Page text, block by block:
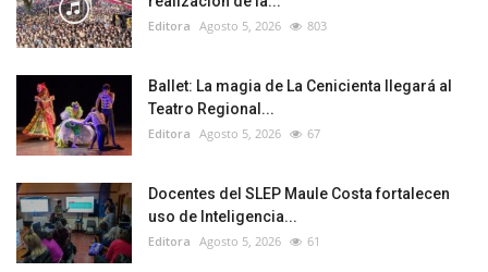
Editora Agosto 5, 2026 803
Ballet: La magia de La Cenicienta llegará al
Teatro Regional...
Editora Agosto 5, 2026 67
Docentes del SLEP Maule Costa fortalecen
uso de Inteligencia...
Editora Agosto 5, 2026 61